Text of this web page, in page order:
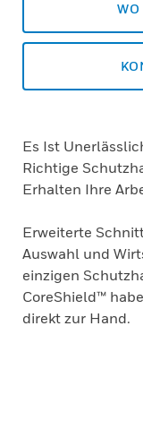
WO
Es Ist
Richtige
Erhalten Ihre
Erweiterte
Auswahl und
einzigen
CoreShield™
direkt zur Hand.